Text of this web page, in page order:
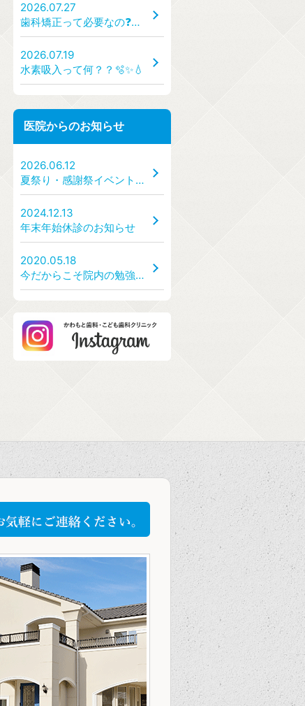
2026.07.27
歯科矯正って必要なの❓🦷✨
2026.07.19
水素吸入って何？？🫧✨💧
医院からのお知らせ
2026.06.12
夏祭り・感謝祭イベント開催のお知らせ【7/25(土)、7/26(日)】
2024.12.13
年末年始休診のお知らせ
2020.05.18
今だからこそ院内の勉強会を！